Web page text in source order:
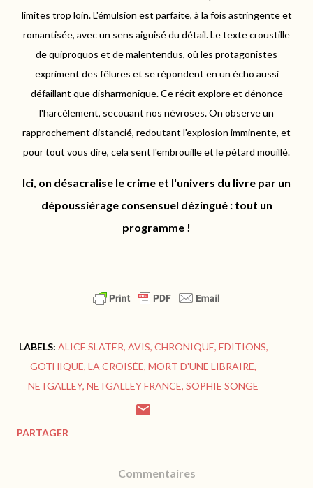
limites trop loin. L'émulsion est parfaite, à la fois astringente et
romantisée, avec un sens aiguisé du détail. Le texte croustille
de quiproquos et de malentendus, où les protagonistes
expriment des fêlures et se répondent en un écho aussi
défaillant que disharmonique. Ce récit explore et dénonce
l'harcèlement, secouant nos névroses. On observe un
rapprochement distancié, redoutant l'explosion imminente, et
pour tout vous dire, cela sent l'embrouille et le pétard mouillé.
Ici, on désacralise le crime et l'univers du livre par un
dépoussiérage consensuel dézingué : tout un
programme !
LABELS: ALICE SLATER AVIS CHRONIQUE EDITIONS
GOTHIQUE LA CROISÉE MORT D'UNE LIBRAIRE
NETGALLEY NETGALLEY FRANCE SOPHIE SONGE
PARTAGER
Commentaires